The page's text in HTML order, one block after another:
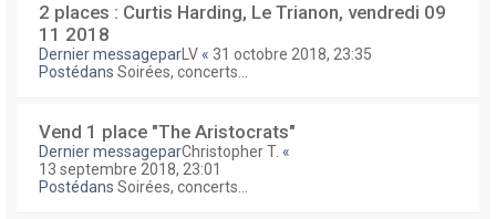
2 places : Curtis Harding, Le Trianon, vendredi 09
11 2018
Dernier messagepar LV « 31 octobre 2018, 23:35
Postédans Soirées, concerts...
Vend 1 place "The Aristocrats"
Dernier messageparChristopher T. «
13 septembre 2018, 23:01
Postédans Soirées, concerts...